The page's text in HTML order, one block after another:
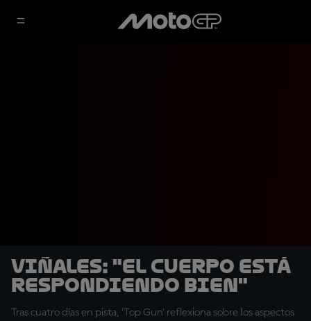
Viñales: "El cuerpo está
respondiendo bien"
Tras cuatro días en pista, 'Top Gun' reflexiona sobre los aspectos